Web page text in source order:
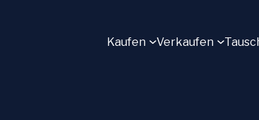
Kaufen Verkaufen